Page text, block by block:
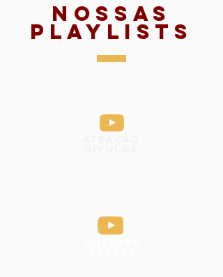
Nossas
Playlists